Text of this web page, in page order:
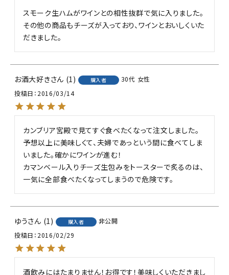
スモーク生ハムがワインとの相性抜群で気に入りました。
その他の商品もチーズが入っており、ワインとおいしくいた
だきました。
お酒大好き 1 購入者 30代 女性
投稿日 2016/03/14
カンブリア宮殿で見てすぐ食べたくなって注文しました。
予想以上に美味しくて、夫婦であっという間に食べてしま
いました。確かにワインが進む！
カマンベール入りチーズ生包みをトースターで炙るのは、
一気に全部食べたくなってしまうので危険です。
ゆう 1 購入者
非公開
投稿日 2016/02/29
酒飲みにはたまりません！お得です！美味しくいただきまし